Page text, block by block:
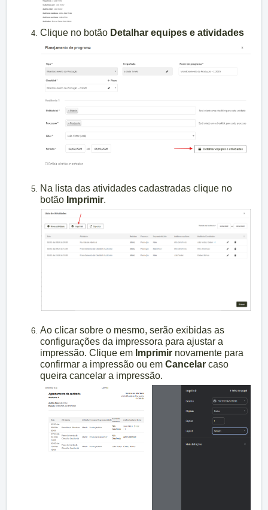
Clique no botão Detalhar equipes e atividades
Na lista das atividades cadastradas clique no
botão Imprimir.
Ao clicar sobre o mesmo, serão exibidas as
configurações da impressora para ajustar a
impressão. Clique em Imprimir novamente para
confirmar a impressão ou em Cancelar caso
queira cancelar a impressão.